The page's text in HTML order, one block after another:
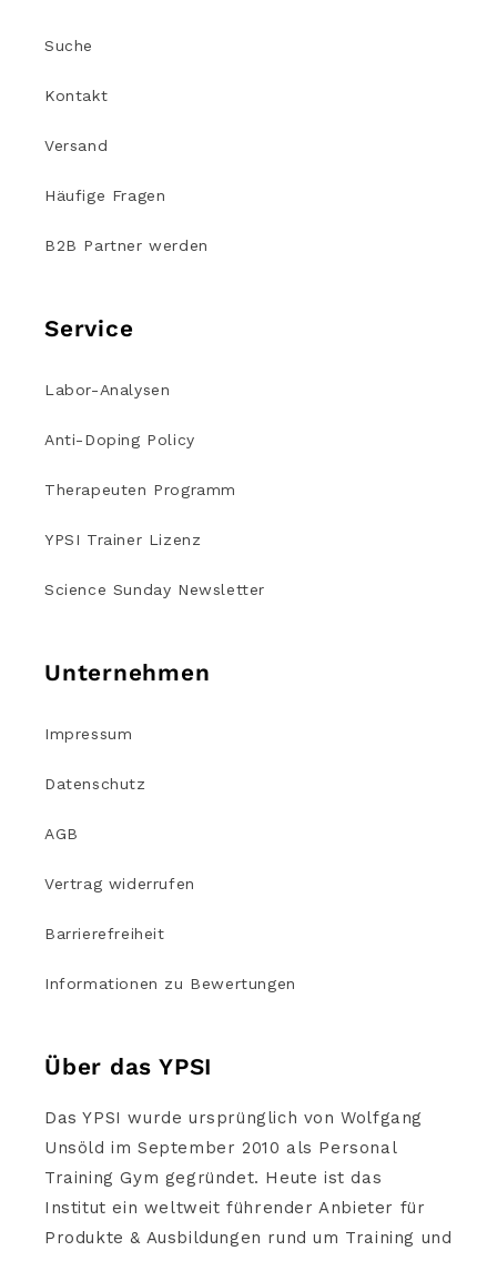
Suche
Kontakt
Versand
Häufige Fragen
B2B Partner werden
Service
Labor-Analysen
Anti-Doping Policy
Therapeuten Programm
YPSI Trainer Lizenz
Science Sunday Newsletter
Unternehmen
Impressum
Datenschutz
AGB
Vertrag widerrufen
Barrierefreiheit
Informationen zu Bewertungen
Über das YPSI
Das YPSI wurde ursprünglich von Wolfgang
Unsöld im September 2010 als Personal
Training Gym gegründet. Heute ist das
Institut ein weltweit führender Anbieter für
Produkte & Ausbildungen rund um Training und